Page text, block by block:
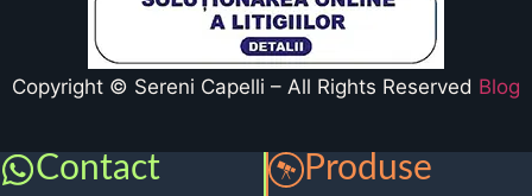
Copyright © Sereni Capelli – All Rights Reserved Blog
Contact Produse